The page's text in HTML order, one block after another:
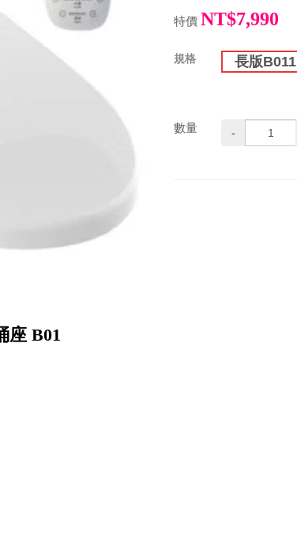
特價 NT$7,990
規格 長版B011
數量 -
座 B01